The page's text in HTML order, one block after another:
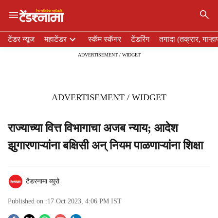
e
टेंडर न्यूज महाटेंडर स्कॅम स्कॅनर टेंडरिंग तगादा (तक्रार,
ADVERTISEMENT / WIDGET
ADVERTISEMENT / WIDGET
राज्याच्या वित्त विभागाचा अजब न्याय; आदेश
झुगारणाऱ्यांना बक्षिसी अन् नियम पाळणाऱ्यांना शिक्षा
टेंडरनामा ब्युरो
Published on :17 Oct 2023, 4:06 PM IST